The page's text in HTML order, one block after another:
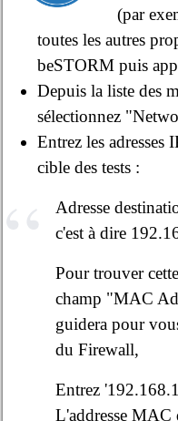
(par
toutes les autres
beSTORM puis
Depuis la liste des
sélectionnez
Entrez les
cible des tests :
Adresse
c'est à dire
Pour trouver
champ "MAC
guidera pour
du Firewall,
Entrez
L'addresse MAC